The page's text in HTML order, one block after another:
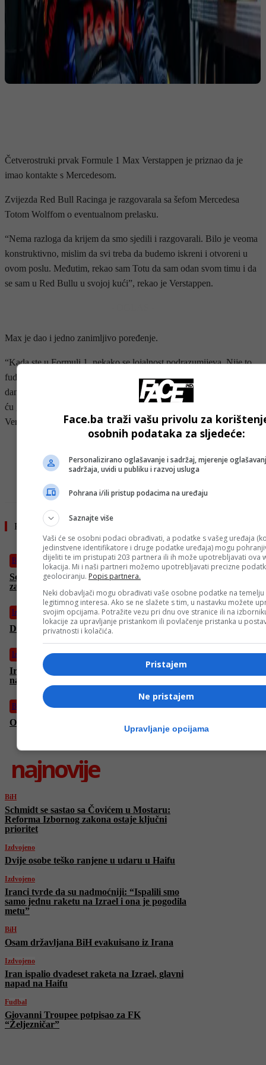
Četverostruki prvak Formule 1 Max Verstappen je priznao da je
imao kontakte s Mercedesom.
Zvijezda Red Bull Racinga je razgovarala sa šefom Mercedesa
Totom Wolffom o eventualnom prelasku.
“Nema razloga da krijem da smo sjedili i razgovarali. Bilo je veoma
konstruktivno, mislim da svi treba da budemo iskreni i otvoreni u
ovom poslu. Međutim, rekao sam Totu da sam odan svom timu i da
se sam u Red Bullu u svojoj kući”, rekao je Verstappen.
Max je dao i jedno zanimljivo poređenje.
“Kada ste u Formuli 1, nekako se lojalnost podrazumijeva. Nije to
fudbal da potpišete ugovor na pet godina, a odete nakon godinu
dana. Moj ugovor sa Red Bullom važi od 2028. godine i mislim da
ću ga odraditi do kraja. Za kasnije ćemo da vidimo”, zaključio je
Verstappen.
Pročitajte još
BiH
Schmidt se sastao sa Čovićem u Mostaru: Reforma Izbornog
zakona ostaje ključni prioritet
Izdvojeno
Dvije osobe teško ranjene u udaru u Haifu
Izdvojeno
Iranci tvrde da su nadmoćniji: “Ispalili smo samo jednu raketu
na Izrael i ona je pogodila metu”
BiH
Osam državljana BiH evakuisano iz Irana
najnovije
BiH
Schmidt se sastao sa Čovićem u Mostaru:
Reforma Izbornog zakona ostaje ključni
prioritet
Izdvojeno
Dvije osobe teško ranjene u udaru u Haifu
Izdvojeno
Iranci tvrde da su nadmoćniji: “Ispalili smo
samo jednu raketu na Izrael i ona je pogodila
metu”
BiH
Osam državljana BiH evakuisano iz Irana
Izdvojeno
Iran ispalio dvadeset raketa na Izrael, glavni
napad na Haifu
Fudbal
Giovanni Troupee potpisao za FK
“Željezničar”
Face.ba traži vašu privolu za
osobnih podataka za sljedeće:
Personalizirano oglašavanje i sadržaj, mjerenje
sadržaja, uvidi u publiku i razvoj usluga
Pohrana i/ili pristup podacima na uređaju
Saznajte više
Vaši će se osobni podaci obrađivati, a podatke s vašeg uređaja
jedinstvene identifikatore i druge podatke uređaja) mogu
dijeliti te im pristupati 203 partnera ili ih može upotrebljavati ova
lokacija. Mi i naši partneri možemo upotrebljavati precizne
geolociranju. Popis partnera.
Neki dobavljači mogu obrađivati vaše osobne podatke na temelju
legitimnog interesa. Ako se ne slažete s tim, u nastavku možete
svojim opcijama. Potražite vezu pri dnu ove stranice ili na
lokacije za upravljanje pristankom ili povlačenje pristanka u
privatnosti i kolačića.
Pristajem
Ne pristajem
Upravljanje opcijama